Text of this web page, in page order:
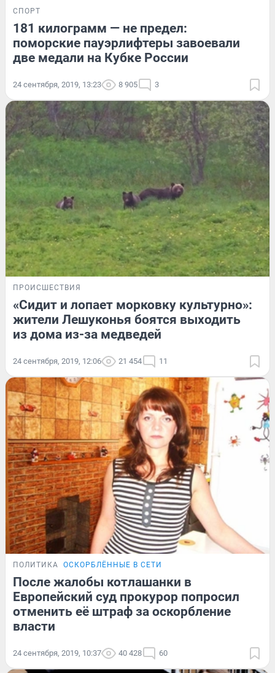
СПОРТ
181 килограмм — не предел:
поморские пауэрлифтеры завоевали
две медали на Кубке России
24 сентября, 2019, 13:23 8 905 3
ПРОИСШЕСТВИЯ
«Сидит и лопает морковку культурно»:
жители Лешуконья боятся выходить
из дома из-за медведей
24 сентября, 2019, 12:06 21 454 11
ПОЛИТИКА ОСКОРБЛЁННЫЕ В СЕТИ
После жалобы котлашанки в
Европейский суд прокурор попросил
отменить её штраф за оскорбление
власти
24 сентября, 2019, 10:37 40 428 60